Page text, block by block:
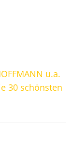
u.a.
30 schönsten